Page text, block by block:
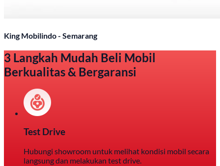
King Mobilindo - Semarang
3 Langkah Mudah Beli Mobil
Berkualitas & Bergaransi
Test Drive
Hubungi showroom untuk melihat kondisi mobil secara
langsung dan melakukan test drive.